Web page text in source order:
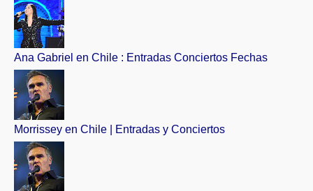
Ana Gabriel en Chile : Entradas Conciertos Fechas
Morrissey en Chile | Entradas y Conciertos